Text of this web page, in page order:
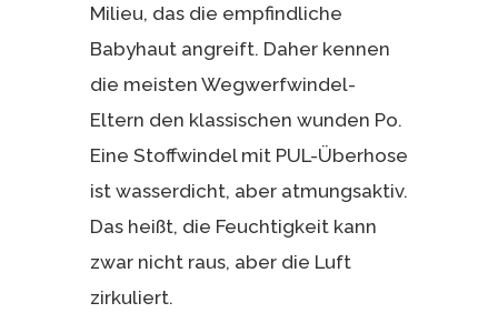
Milieu, das die empfindliche
Babyhaut angreift. Daher kennen
die meisten Wegwerfwindel-
Eltern den klassischen wunden Po.
Eine Stoffwindel mit PUL-Überhose
ist wasserdicht, aber atmungsaktiv.
Das heißt, die Feuchtigkeit kann
zwar nicht raus, aber die Luft
zirkuliert.